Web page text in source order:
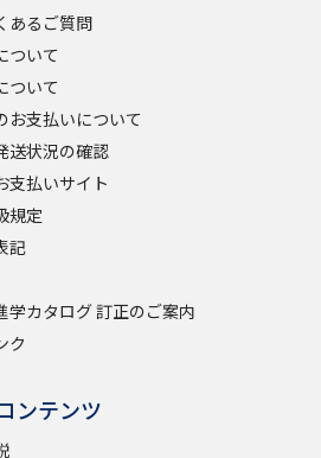
るご質問
ついて
ついて
お支払いについて
送状況の確認
支払いサイト
規定
記
学カタログ 訂正のご案内
ク
ンテンツ